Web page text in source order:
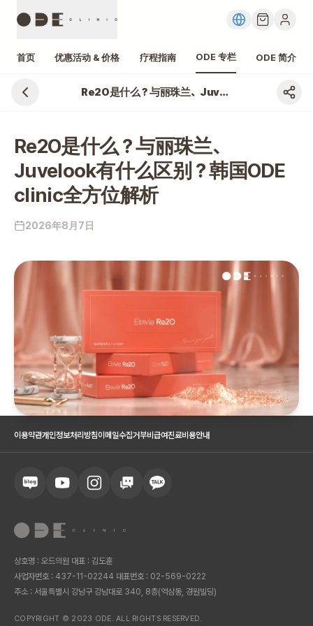
首页 优惠活动 & 价格 疗程指南 ODE 专栏 ODE 简介
Re2O是什么？与丽珠兰、Juvelook有什么区别？韩国ODE clinic全方位解析
Re2O是什么？与丽珠兰、
Juvelook有什么区别？韩国ODE
clinic全方位解析
2026年8月7日
이용약관개인정보처리방침이메일수집거부비급여진료비용안내
상호명 : 오드의원 대표 : 김도훈
사업자번호 : 437-11-02244 대표번호 : 02-569-0222
주소 : 서울특별시 강남구 강남대로 340, 8층(역삼동, 경원빌딩)
COPYRIGHT © 2023 ODE. ALL RIGHTS RESERVED.